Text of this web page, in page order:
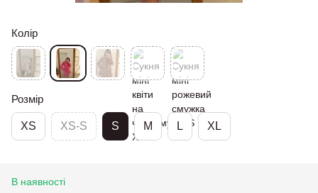
Колір
Розмір
XS XS-S S M L XL
В наявності